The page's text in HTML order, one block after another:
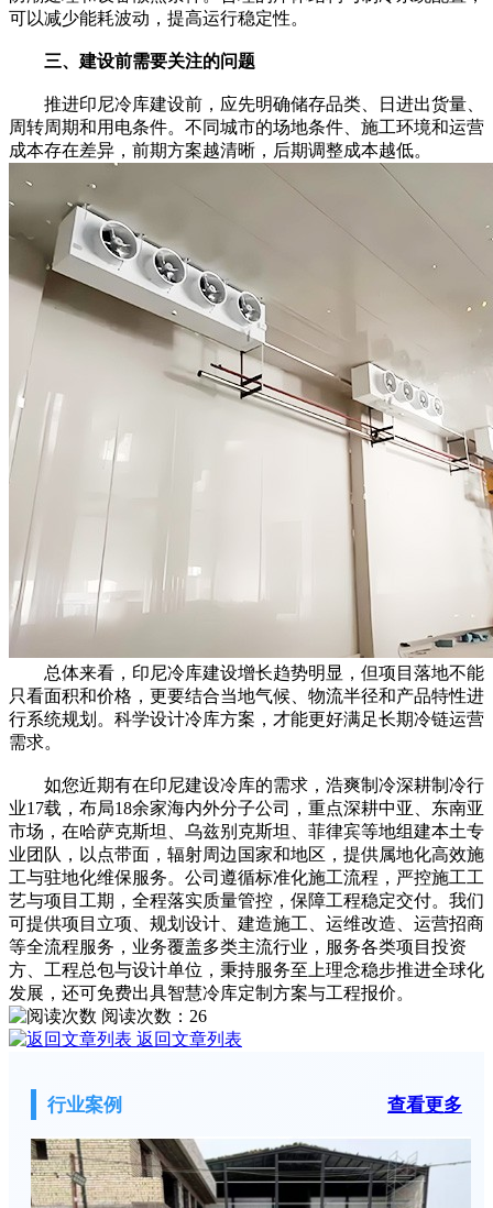
可以减少能耗波动，提高运行稳定性。
三、建设前需要关注的问题
推进印尼冷库建设前，应先明确储存品类、日进出货量、
周转周期和用电条件。不同城市的场地条件、施工环境和运营
成本存在差异，前期方案越清晰，后期调整成本越低。
总体来看，印尼冷库建设增长趋势明显，但项目落地不能
只看面积和价格，更要结合当地气候、物流半径和产品特性进
行系统规划。科学设计冷库方案，才能更好满足长期冷链运营
需求。
如您近期有在印尼建设冷库的需求，浩爽制冷深耕制冷行
业17载，布局18余家海内外分子公司，重点深耕中亚、东南亚
市场，在哈萨克斯坦、乌兹别克斯坦、菲律宾等地组建本土专
业团队，以点带面，辐射周边国家和地区，提供属地化高效施
工与驻地化维保服务。公司遵循标准化施工流程，严控施工工
艺与项目工期，全程落实质量管控，保障工程稳定交付。我们
可提供项目立项、规划设计、建造施工、运维改造、运营招商
等全流程服务，业务覆盖多类主流行业，服务各类项目投资
方、工程总包与设计单位，秉持服务至上理念稳步推进全球化
发展，还可免费出具智慧冷库定制方案与工程报价。
阅读次数： 26
返回文章列表
行业案例 查看更多